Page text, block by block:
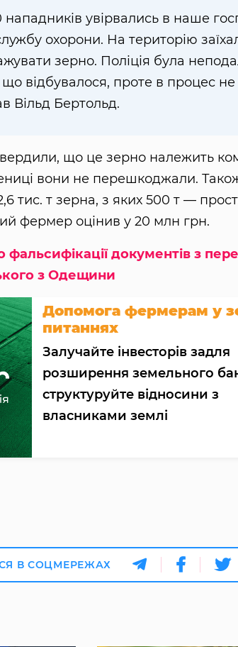
увірвались в наше
охорони. На територію
зерно. Поліція була
що відбувалося, проте в процес не
Вільд Бертольд.
що це зерно належить
вони не перешкоджали.
тис. т зерна, з яких 500 т —
фермер оцінив у 20 млн грн.
фальсифікації документів з
з Одещини
Допомога фермерам у
питаннях
Залучайте інвесторів задля
розширення земельного
структуруйте відносини з
власниками землі
В СОЦМЕРЕЖАХ